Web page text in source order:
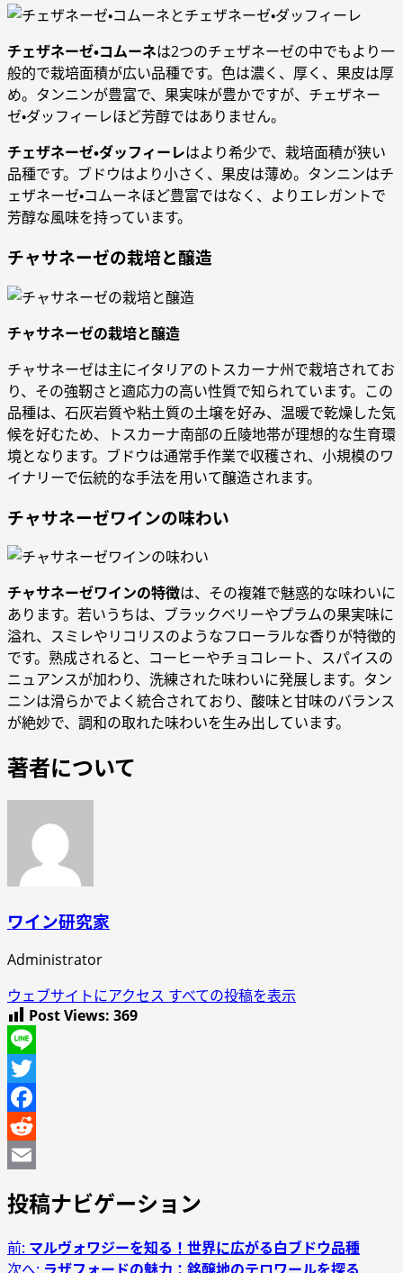
チェザネーゼ・コムーネは2つのチェザネーゼの中でもより一
般的で栽培面積が広い品種です。色は濃く、厚く、果皮は厚
め。タンニンが豊富で、果実味が豊かですが、チェザネー
ゼ・ダッフィーレほど芳醇ではありません。
チェザネーゼ・ダッフィーレはより希少で、栽培面積が狭い
品種です。ブドウはより小さく、果皮は薄め。タンニンはチ
ェザネーゼ・コムーネほど豊富ではなく、よりエレガントで
芳醇な風味を持っています。
チャサネーゼの栽培と醸造
チャサネーゼの栽培と醸造
チャサネーゼは主にイタリアのトスカーナ州で栽培されてお
り、その強靭さと適応力の高い性質で知られています。この
品種は、石灰岩質や粘土質の土壌を好み、温暖で乾燥した気
候を好むため、トスカーナ南部の丘陵地帯が理想的な生育環
境となります。ブドウは通常手作業で収穫され、小規模のワ
イナリーで伝統的な手法を用いて醸造されます。
チャサネーゼワインの味わい
チャサネーゼワインの特徴は、その複雑で魅惑的な味わいに
あります。若いうちは、ブラックベリーやプラムの果実味に
溢れ、スミレやリコリスのようなフローラルな香りが特徴的
です。熟成されると、コーヒーやチョコレート、スパイスの
ニュアンスが加わり、洗練された味わいに発展します。タン
ニンは滑らかでよく統合されており、酸味と甘味のバランス
が絶妙で、調和の取れた味わいを生み出しています。
著者について
ワイン研究家
Administrator
ウェブサイトにアクセス すべての投稿を表示
Post Views: 369
Line
Twitter
Facebook
Reddit
投稿ナビゲーション
前: マルヴォワジーを知る！世界に広がる白ブドウ品種